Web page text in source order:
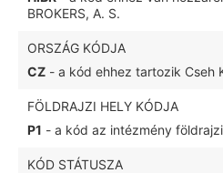
BROKERS, A. S.
ORSZÁG KÓDJA
CZ - a kód ehhez tartozik Cseh
FÖLDRAJZI HELY KÓDJA
P1 - a kód az intézmény
KÓD STÁTUSZA